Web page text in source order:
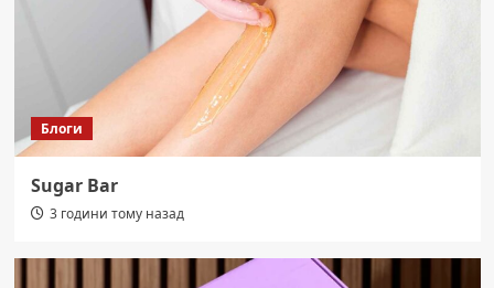
Блоги
Sugar Bar
3 години тому назад